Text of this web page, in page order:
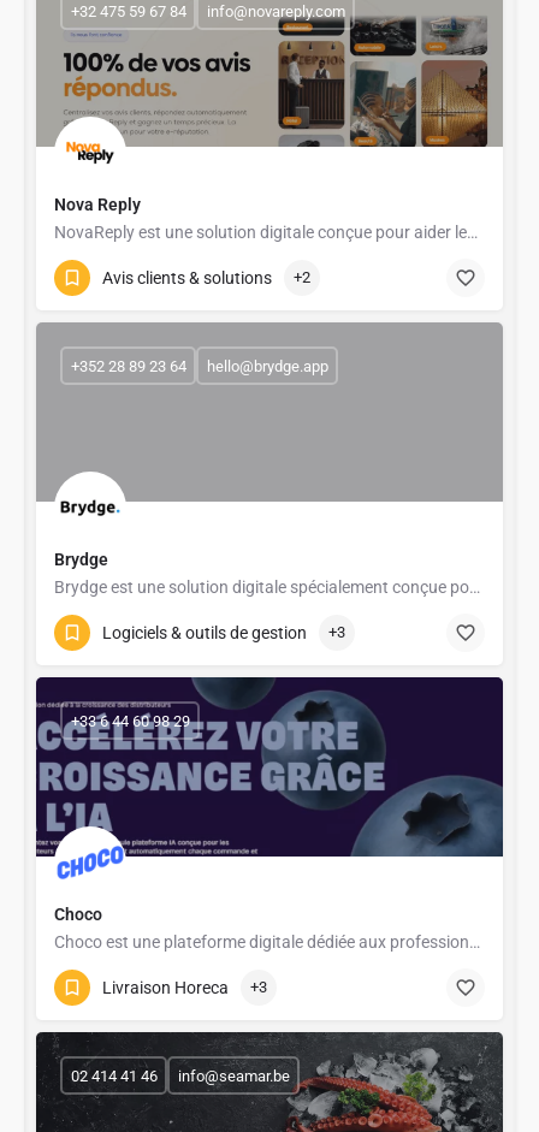
Nova Reply
NovaReply est une solution digitale conçue pour aider les restaurants, commerces et acteurs de l’horeca à…
+32 475 59 67 84 info@novareply.com
Avis clients & solutions +2
Brydge
Brydge est une solution digitale spécialement conçue pour les restaurants, hôtels et établissements horeca…
+352 28 89 23 64 hello@brydge.app
Logiciels & outils de gestion +3
Choco
Choco est une plateforme digitale dédiée aux professionnels de l’horeca. Elle simplifie la gestion des…
+33 6 44 60 98 29
Livraison Horeca +3
02 414 41 46 info@seamar.be